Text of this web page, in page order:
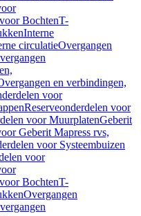
BochtenT-
Interne
circulatieOvergangen
en verbindingen,
voor
Reserveonderdelen voor
voor MuurplatenGeberit
Geberit Mapress rvs,
voor Systeembuizen
voor
BochtenT-
Overgangen